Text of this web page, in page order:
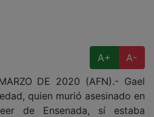
A+
A-
DE 2020 (AFN).- Gael
quien murió asesinado en
de Ensenada, sí estaba